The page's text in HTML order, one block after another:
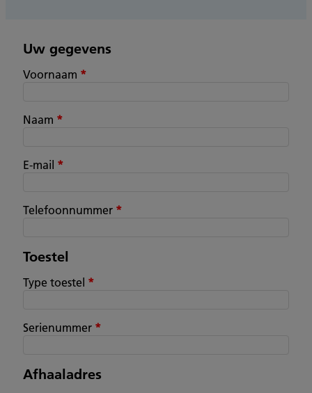
Uw gegevens
Voornaam *
Naam *
E-mail *
Telefoonnummer *
Toestel
Type toestel *
Serienummer *
Afhaaladres